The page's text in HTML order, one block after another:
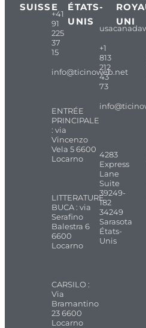
SUISSE
+41
91
225
37
15
info@ticinoweb.net
ENTRÉE
PRINCIPALE
: via
Vincenzo
Vela 5 6600
Locarno
LITTERATURE
BUCA : via
Serafino
Balestra 6
6600
Locarno
CARSILO :
Via
Bramantino
23 6600
Locarno
ÉTATS-
UNIS
+1
813
212
43
73
4283
Express
Lane
Suite
39249-
182
34249
Sarasota
États-
Unis
UNI